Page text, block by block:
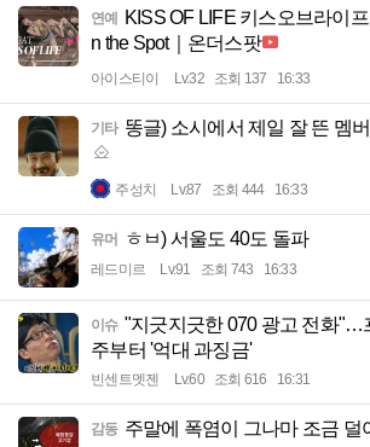
연예 KISS OF LIFE 키스오브라이프
n the Spot｜온더스팟
아이스티이 Lv.32 조회 137 16:33
기타 똥글) 소시에서 제일 잘 뜬 멤
주성치 Lv.87 조회 444 16:33
유머 ㅎㅂ) 서울도 40도 돌파
레드미르 Lv.91 조회 743 16:33
이슈 "지긋지긋한 070 광고 전화"…
주부터 '억대 과징금'
빈센트멧젠 Lv.60 조회 616 16:31
감동 주말에 폭염이 그나마 조금 덜